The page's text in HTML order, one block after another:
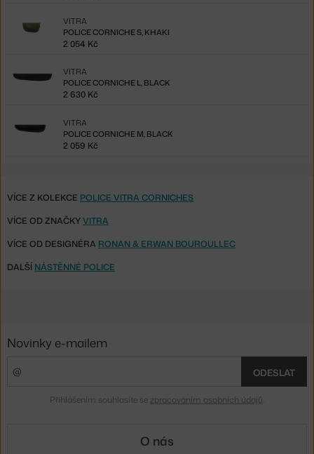
POLICE CORNICHE S, KHAKI
VITRA
2 054 Kč
POLICE CORNICHE L, BLACK
VITRA
2 630 Kč
POLICE CORNICHE M, BLACK
VITRA
2 059 Kč
VÍCE Z KOLEKCE POLICE VITRA CORNICHES
VÍCE OD ZNAČKYVITRA
VÍCE OD DESIGNÉRA RONAN & ERWAN BOUROULLEC
DALŠÍ NÁSTĚNNÉ POLICE
Novinky e-mailem
ODESLAT
Přihlášením souhlasíte se zpracováním osobních údajů
O nás